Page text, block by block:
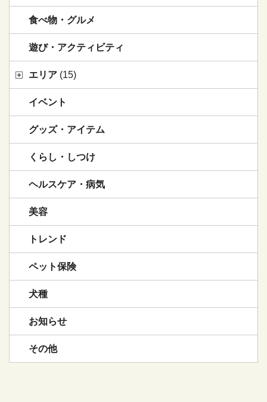
食べ物・グルメ
遊び・アクティビティ
エリア (15)
イベント
グッズ・アイテム
くらし・しつけ
ヘルスケア・病気
美容
トレンド
ペット保険
犬種
お知らせ
その他